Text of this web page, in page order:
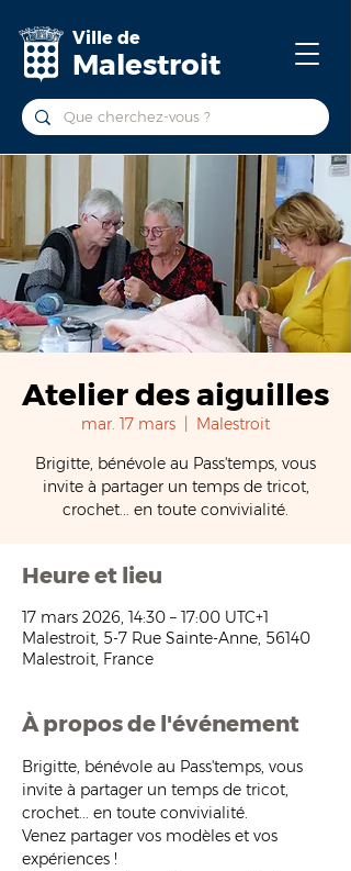
Ville de
Malestroit
Atelier des aiguilles
mar. 17 mars
Malestroit
Brigitte, bénévole au Pass'temps, vous
invite à partager un temps de tricot,
crochet... en toute convivialité.
Heure et lieu
17 mars 2026, 14:30 – 17:00 UTC+1
Malestroit, 5-7 Rue Sainte-Anne, 56140
Malestroit, France
À propos de l'événement
Brigitte, bénévole au Pass'temps, vous
invite à partager un temps de tricot,
crochet... en toute convivialité.
Venez partager vos modèles et vos
expériences !